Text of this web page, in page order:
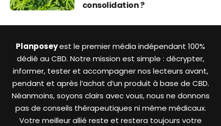
consolidation ?
Planposeyest le premier média indépendant 100%
dédié au CBD. Notre mission est simple : décrypter,
informer, tester et accompagner nos lecteurs avant,
pendant et après l’achat d’un produit à base de CBD.
Néanmoins, soyons clairs avec vous, nous ne donnons
pas de conseils thérapeutiques ni même médicaux.
Votre meilleur allié reste et restera toujours votre